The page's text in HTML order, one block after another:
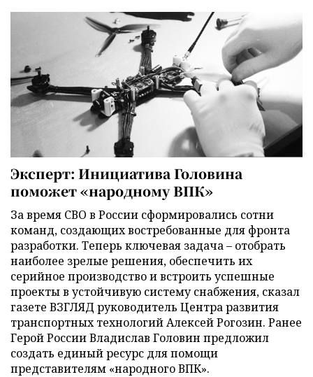
Эксперт: Инициатива Головина
поможет «народному ВПК»
За время СВО в России сформировались сотни
команд, создающих востребованные для фронта
разработки. Теперь ключевая задача – отобрать
наиболее зрелые решения, обеспечить их
серийное производство и встроить успешные
проекты в устойчивую систему снабжения, сказал
газете ВЗГЛЯД руководитель Центра развития
транспортных технологий Алексей Рогозин. Ранее
Герой России Владислав Головин предложил
создать единый ресурс для помощи
представителям «народного ВПК».